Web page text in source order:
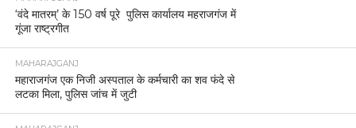
महराजगंज पुलिस की बड़ी कार्रवाई, 3.870 किलोग्राम गांजा
के साथ तीन तस्कर गिरफ्तार।
महराजगंज पुलिस ने साइबर ठगी के शिकार को दिलाए पूरे 42
हजार रुपये वापस।